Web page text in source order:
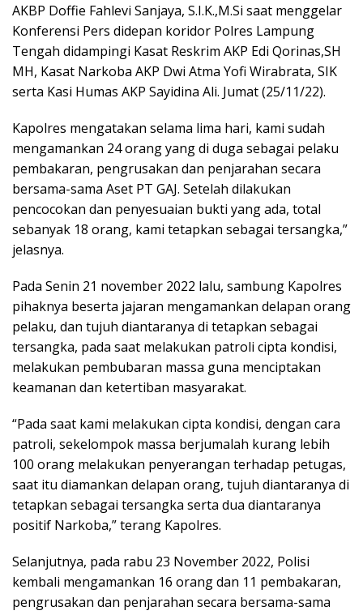
AKBP Doffie Fahlevi Sanjaya, S.I.K.,M.Si saat menggelar
Konferensi Pers didepan koridor Polres Lampung
Tengah didampingi Kasat Reskrim AKP Edi Qorinas,SH
MH, Kasat Narkoba AKP Dwi Atma Yofi Wirabrata, SIK
serta Kasi Humas AKP Sayidina Ali. Jumat (25/11/22).
Kapolres mengatakan selama lima hari, kami sudah
mengamankan 24 orang yang di duga sebagai pelaku
pembakaran, pengrusakan dan penjarahan secara
bersama-sama Aset PT GAJ. Setelah dilakukan
pencocokan dan penyesuaian bukti yang ada, total
sebanyak 18 orang, kami tetapkan sebagai tersangka,”
jelasnya.
Pada Senin 21 november 2022 lalu, sambung Kapolres
pihaknya beserta jajaran mengamankan delapan orang
pelaku, dan tujuh diantaranya di tetapkan sebagai
tersangka, pada saat melakukan patroli cipta kondisi,
melakukan pembubaran massa guna menciptakan
keamanan dan ketertiban masyarakat.
“Pada saat kami melakukan cipta kondisi, dengan cara
patroli, sekelompok massa berjumalah kurang lebih
100 orang melakukan penyerangan terhadap petugas,
saat itu diamankan delapan orang, tujuh diantaranya di
tetapkan sebagai tersangka serta dua diantaranya
positif Narkoba,” terang Kapolres.
Selanjutnya, pada rabu 23 November 2022, Polisi
kembali mengamankan 16 orang dan 11 pembakaran,
pengrusakan dan penjarahan secara bersama-sama